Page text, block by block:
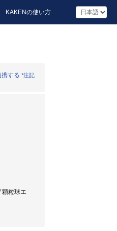
KAKENの使い方
する *注記
顆粒球エ